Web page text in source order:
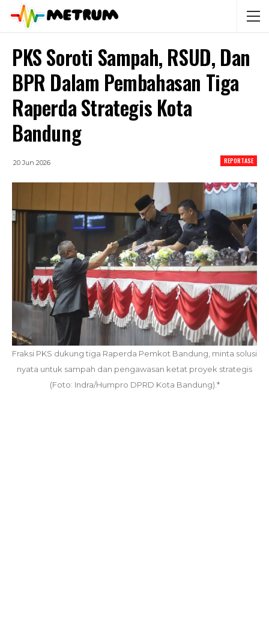
PKS Soroti Sampah, RSUD, Dan
BPR Dalam Pembahasan Tiga
Raperda Strategis Kota
Bandung
REPORTASE
20 Jun 2026
Fraksi PKS dukung tiga Raperda Pemkot Bandung, minta solusi
nyata untuk sampah dan pengawasan ketat proyek strategis
(Foto: Indra/Humpro DPRD Kota Bandung).*